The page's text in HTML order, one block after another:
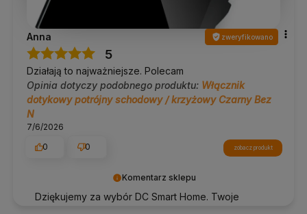
Komentarz sklepu
Dziękujemy za wybór DC Smart Home. Twoje
Anna zweryfikowano
5
Działają to najważniejsze. Polecam
Opinia dotyczy podobnego produktu: Włącznik
dotykowy potrójny schodowy / krzyżowy Czarny Bez
N
7/6/2026
0
0 zobacz produkt